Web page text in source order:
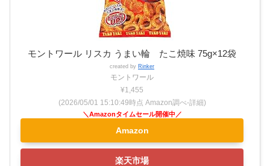
モントワール リスカ うまい輪 たこ焼味 75g×12袋
created by Rinker
モントワール
¥1,455
(2026/05/01 15:10:49時点 Amazon調べ-詳細)
Amazon
楽天市場